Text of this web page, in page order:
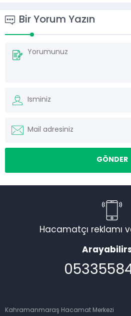
Bir Yorum Yazın
Hacamatçı reklamı
Kahramanmaraş Hacamat Merkezi